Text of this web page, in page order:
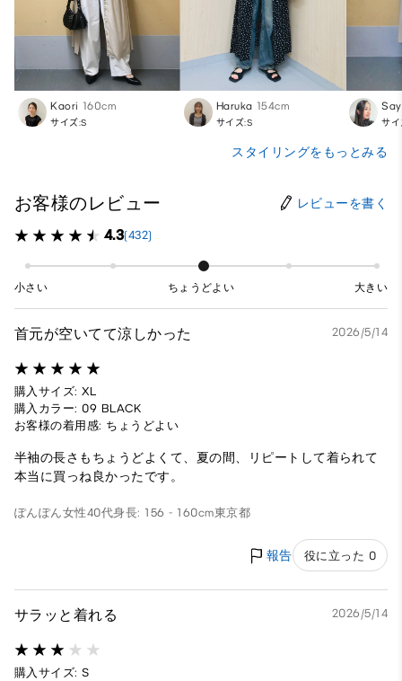
Kaori 160cm
サイズ:S
Haruka 154cm
サイズ:S サ
スタイリングをもっとみる
お客様のレビュー レビューを書く
4.3(432)
小さい ちょうどよい 大きい
首元が空いてて涼しかった 2026/5/14
購入サイズ: XL
購入カラー: 09 BLACK
お客様の着用感: ちょうどよい
半袖の長さもちょうどよくて、夏の間、リピートして着られて
本当に買っね良かったです。
ぽんぽん女性40代身長: 156 - 160cm東京都
報告 役に立った 0
サラッと着れる 2026/5/14
購入サイズ: S